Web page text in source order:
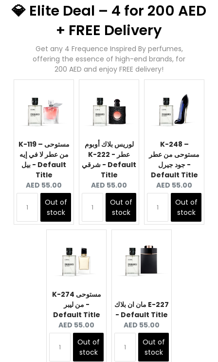
💎 Elite Deal – 4 for 200 AED
+ FREE Delivery
Get any 4 Frequence Inspired By perfumes,
offering the essence of high-end brands, for
200 AED and enjoy FREE delivery!
K-119 – مستوحى
من عطر لا في إيه
بيل - Default
Title
Current
price:
AED 55.00
Out of
stock
لوريس بلاك أوبوم
K-222 - عطر
شرقي - Default
Title
Current
price:
AED 55.00
Out of
stock
K-248 –
مستوحى من عطر
جود جيرل -
Default Title
Current
price:
AED 55.00
Out of
stock
K-274 مستوحى
من ليبر -
Default Title
Current
price:
AED 55.00
Out of
stock
مان ان بلاك E-227
- Default Title
Current
price:
AED 55.00
Out of
stock